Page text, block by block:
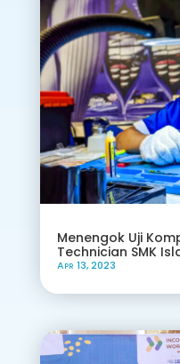
Menengok Uji
Technician SMK
Apr 13, 2023